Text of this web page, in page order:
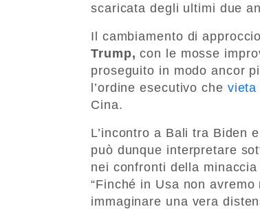
scaricata degli ultimi due
Il cambiamento di
Trump, con le mosse
proseguito in modo ancor
l’ordine esecutivo che vieta
Cina.
L’incontro a Bali tra Biden e
può dunque interpretare
nei confronti della
“Finché in Usa non
immaginare una vera